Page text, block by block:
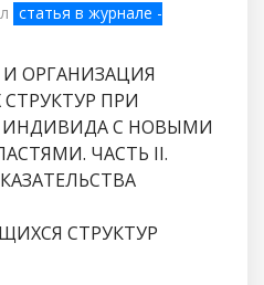
статья в журнале -
ОРГАНИЗАЦИЯ
ПРИ
С НОВЫМИ
ЧАСТЬ II.
СТРУКТУР